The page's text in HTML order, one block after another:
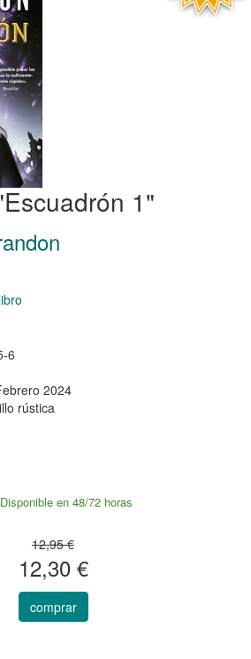
1"
6
2024
rústica
Disponible en 48/72 horas
12,95 €
12,30 €
comprar